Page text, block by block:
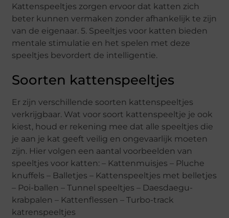
Kattenspeeltjes zorgen ervoor dat katten zich
beter kunnen vermaken zonder afhankelijk te zijn
van de eigenaar. 5. Speeltjes voor katten bieden
mentale stimulatie en het spelen met deze
speeltjes bevordert de intelligentie.
Soorten kattenspeeltjes
Er zijn verschillende soorten kattenspeeltjes
verkrijgbaar. Wat voor soort kattenspeeltje je ook
kiest, houd er rekening mee dat alle speeltjes die
je aan je kat geeft veilig en ongevaarlijk moeten
zijn. Hier volgen een aantal voorbeelden van
speeltjes voor katten: – Kattenmuisjes – Pluche
knuffels – Balletjes – Kattenspeeltjes met belletjes
– Poi-ballen – Tunnel speeltjes – Daesdaegu-
krabpalen – Kattenflessen – Turbo-track
katrenspeeltjes